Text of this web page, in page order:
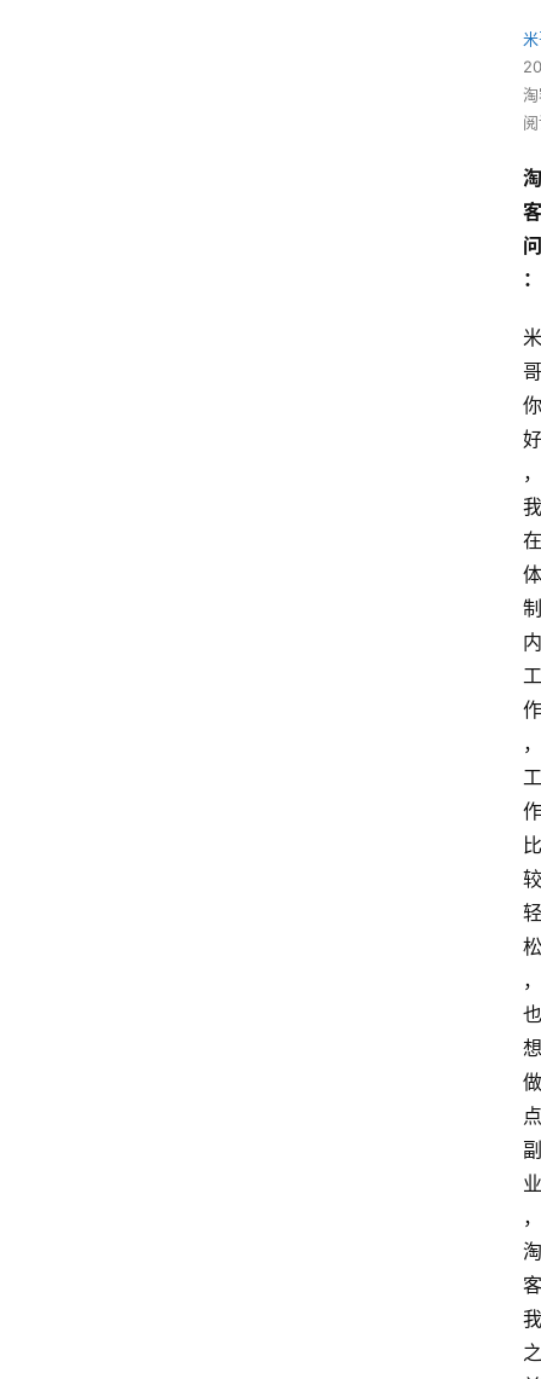
淘
客
问
：
米
哥
你
好
，
我
在
体
制
内
工
作
，
工
作
比
较
轻
松
，
也
想
做
点
副
业
，
淘
客
我
之